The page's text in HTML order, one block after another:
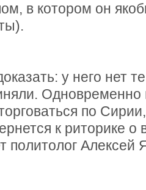
в котором он
у него нет
Одновременно
по
к риторике о
Алексей